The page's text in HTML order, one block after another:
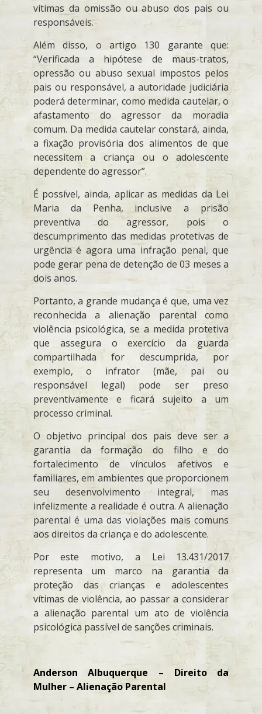
vítimas da omissão ou abuso dos pais ou
responsáveis.
Além disso, o artigo 130 garante que:
“Verificada a hipótese de maus-tratos,
opressão ou abuso sexual impostos pelos
pais ou responsável, a autoridade judiciária
poderá determinar, como medida cautelar, o
afastamento do agressor da moradia
comum. Da medida cautelar constará, ainda,
a fixação provisória dos alimentos de que
necessitem a criança ou o adolescente
dependente do agressor”.
É possível, ainda, aplicar as medidas da Lei
Maria da Penha, inclusive a prisão
preventiva do agressor, pois o
descumprimento das medidas protetivas de
urgência é agora uma infração penal, que
pode gerar pena de detenção de 03 meses a
dois anos.
Portanto, a grande mudança é que, uma vez
reconhecida a alienação parental como
violência psicológica, se a medida protetiva
que assegura o exercício da guarda
compartilhada for descumprida, por
exemplo, o infrator (mãe, pai ou
responsável legal) pode ser preso
preventivamente e ficará sujeito a um
processo criminal.
O objetivo principal dos pais deve ser a
garantia da formação do filho e do
fortalecimento de vínculos afetivos e
familiares, em ambientes que proporcionem
seu desenvolvimento integral, mas
infelizmente a realidade é outra. A alienação
parental é uma das violações mais comuns
aos direitos da criança e do adolescente.
Por este motivo, a Lei 13.431/2017
representa um marco na garantia da
proteção das crianças e adolescentes
vítimas de violência, ao passar a considerar
a alienação parental um ato de violência
psicológica passível de sanções criminais.
Anderson Albuquerque – Direito da
Mulher – Alienação Parental